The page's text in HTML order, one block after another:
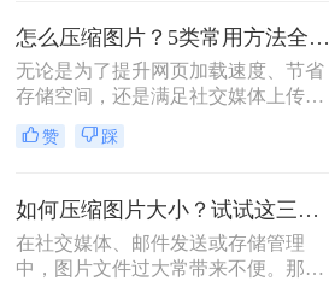
怎么压缩图片？5类常用方法全解析！
无论是为了提升网页加载速度、节省
存储空间，还是满足社交媒体上传限
制，图片压缩都是高频需求。那么怎
么压缩图片呢？本文系统梳理5类主
你快速掌握压缩技巧。
赞 踩
如何压缩图片大小？试试这三种简单有效的压缩方法！
在社交媒体、邮件发送或存储管理
中，图片文件过大常带来不便。那么